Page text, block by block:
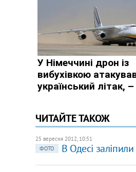
ЧИТАЙТЕ ТАКОЖ
25 вересня 2012, 10:51
ФОТО
​В Одесі